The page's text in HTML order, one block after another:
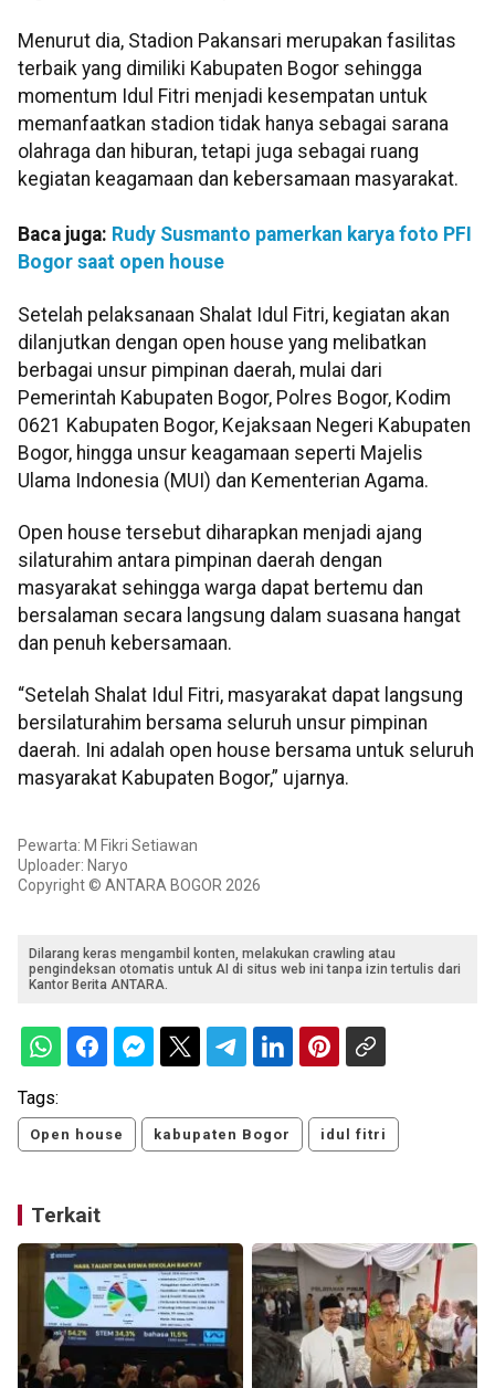
Menurut dia, Stadion Pakansari merupakan fasilitas
terbaik yang dimiliki Kabupaten Bogor sehingga
momentum Idul Fitri menjadi kesempatan untuk
memanfaatkan stadion tidak hanya sebagai sarana
olahraga dan hiburan, tetapi juga sebagai ruang
kegiatan keagamaan dan kebersamaan masyarakat.
Baca juga: Rudy Susmanto pamerkan karya foto PFI
Bogor saat open house
Setelah pelaksanaan Shalat Idul Fitri, kegiatan akan
dilanjutkan dengan open house yang melibatkan
berbagai unsur pimpinan daerah, mulai dari
Pemerintah Kabupaten Bogor, Polres Bogor, Kodim
0621 Kabupaten Bogor, Kejaksaan Negeri Kabupaten
Bogor, hingga unsur keagamaan seperti Majelis
Ulama Indonesia (MUI) dan Kementerian Agama.
Open house tersebut diharapkan menjadi ajang
silaturahim antara pimpinan daerah dengan
masyarakat sehingga warga dapat bertemu dan
bersalaman secara langsung dalam suasana hangat
dan penuh kebersamaan.
“Setelah Shalat Idul Fitri, masyarakat dapat langsung
bersilaturahim bersama seluruh unsur pimpinan
daerah. Ini adalah open house bersama untuk seluruh
masyarakat Kabupaten Bogor,” ujarnya.
Pewarta: M Fikri Setiawan
Uploader: Naryo
Copyright © ANTARA BOGOR 2026
Dilarang keras mengambil konten, melakukan crawling atau
pengindeksan otomatis untuk AI di situs web ini tanpa izin tertulis dari
Kantor Berita ANTARA.
Tags:
Open house kabupaten Bogor idul fitri
Terkait